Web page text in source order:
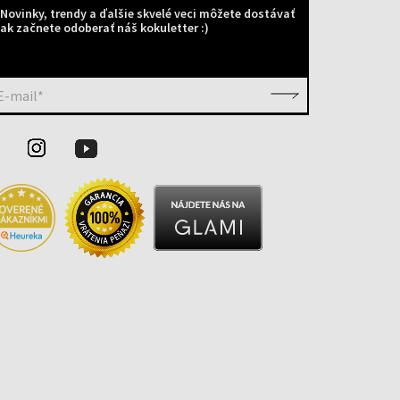
Novinky, trendy a ďalšie skvelé veci môžete dostávať
ak začnete odoberať náš kokuletter :)
mail*